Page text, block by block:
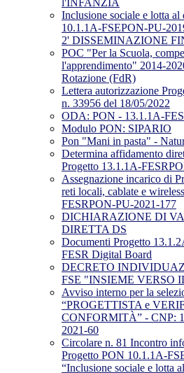
l'INFANZIA
Inclusione sociale e lotta al
10.1.1A-FSEPON-PU-
2' DISSEMINAZIONE
POC "Per la Scuola,
l'apprendimento" 2014-
Rotazione (FdR)
Lettera autorizzazione
n. 33956 del 18/05/2022
ODA: PON - 13.1.1A-
Modulo PON: SIPARIO
Pon "Mani in pasta" -
Determina affidamento
Progetto 13.1.1A-
Assegnazione incarico di
reti locali, cablate e
FESRPON-PU-2021-177
DICHIARAZIONE DI
DIRETTA DS
Documenti Progetto
FESR Digital Board
DECRETO
FSE "INSIEME VERSO
Avviso interno per la
“PROGETTISTA e
CONFORMITÀ” - CNP:
2021-60
Circolare n. 81 Incontro
Progetto PON 10.1.1A-
“Inclusione sociale e lotta